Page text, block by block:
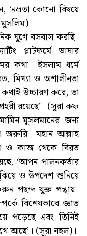
‘নম্রতা কোনো বিষয়ে
যুগে বসবাস করছি।
প্লাটফর্মে ভাষার
কথা। ইসলাম ধর্মে
মিথ্যা ও অশালীনতা
উচ্চারণ করে, তা
রয়েছে’। (সূরা কফ
মুসলমানের জন্য
জরুরি। মহান আল্লাহ
ও কাজ থেকে বিরত
‘আপন পালনকর্তার
ও উপদেশ শুনিয়ে
পছন্দ যুক্ত পন্থায়।
বিশেষভাবে জ্ঞাত
পড়েছে এবং তিনিই
আছে’। (সূরা নহল)।